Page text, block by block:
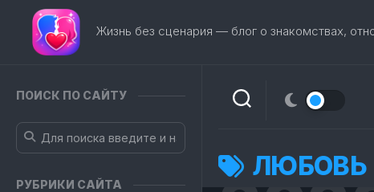
Перейти
содержанию
Жизнь без сценария — блог о знакомствах,
ПОИСК ПО САЙТУ
РУБРИКИ САЙТА
ЛЮБОВЬ